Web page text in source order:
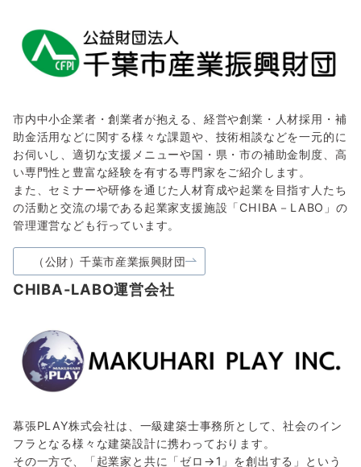
市内中小企業者・創業者が抱える、経営や創業・人材採用・補
助金活用などに関する様々な課題や、技術相談などを一元的に
お伺いし、適切な支援メニューや国・県・市の補助金制度、高
い専門性と豊富な経験を有する専門家をご紹介します。
また、セミナーや研修を通じた人材育成や起業を目指す人たち
の活動と交流の場である起業家支援施設「CHIBA－LABO」の
管理運営なども行っています。
（公財）千葉市産業振興財団
CHIBA-LABO運営会社
幕張PLAY株式会社は、一級建築士事務所として、社会のイン
フラとなる様々な建築設計に携わっております。
その一方で、「起業家と共に「ゼロ→1」を創出する」という